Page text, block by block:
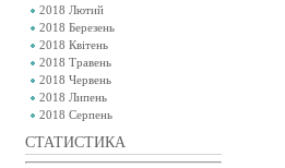
2018 Лютий
2018 Березень
2018 Квітень
2018 Травень
2018 Червень
2018 Липень
2018 Серпень
СТАТИСТИКА